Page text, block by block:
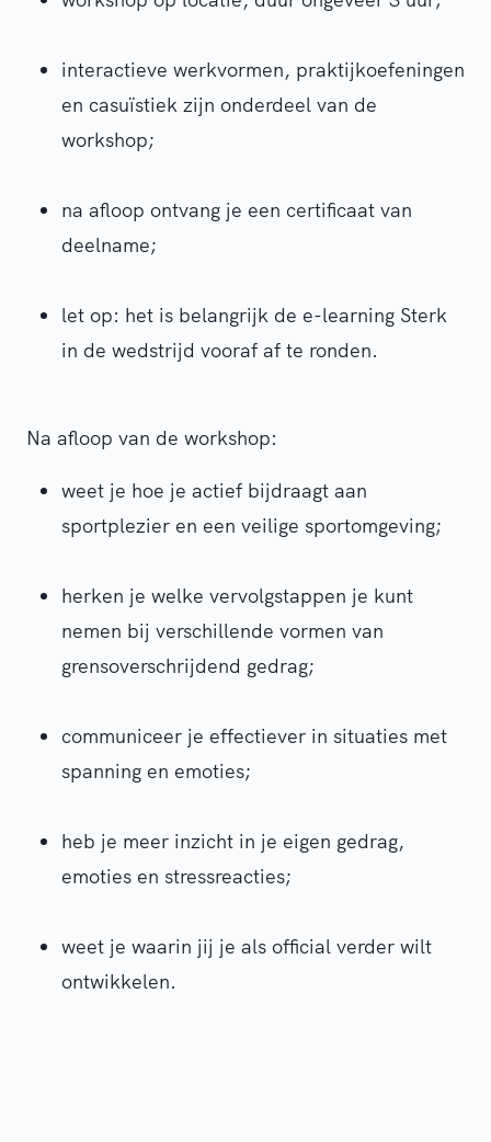
interactieve werkvormen, praktijkoefeningen
en casuïstiek zijn onderdeel van de
workshop;
na afloop ontvang je een certificaat van
deelname;
let op: het is belangrijk de e-learning Sterk
in de wedstrijd vooraf af te ronden.
Na afloop van de workshop:
weet je hoe je actief bijdraagt aan
sportplezier en een veilige sportomgeving;
herken je welke vervolgstappen je kunt
nemen bij verschillende vormen van
grensoverschrijdend gedrag;
communiceer je effectiever in situaties met
spanning en emoties;
heb je meer inzicht in je eigen gedrag,
emoties en stressreacties;
weet je waarin jij je als official verder wilt
ontwikkelen.